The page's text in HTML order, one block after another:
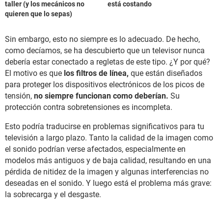
taller (y los mecánicos no
quieren que lo sepas)
está costando
Sin embargo, esto no siempre es lo adecuado. De hecho,
como decíamos, se ha descubierto que un televisor nunca
debería estar conectado a regletas de este tipo. ¿Y por qué?
El motivo es que los filtros de línea, que están diseñados
para proteger los dispositivos electrónicos de los picos de
tensión, no siempre funcionan como deberían. Su
protección contra sobretensiones es incompleta.
Esto podría traducirse en problemas significativos para tu
televisión a largo plazo. Tanto la calidad de la imagen como
el sonido podrían verse afectados, especialmente en
modelos más antiguos y de baja calidad, resultando en una
pérdida de nitidez de la imagen y algunas interferencias no
deseadas en el sonido. Y luego está el problema más grave:
la sobrecarga y el desgaste.